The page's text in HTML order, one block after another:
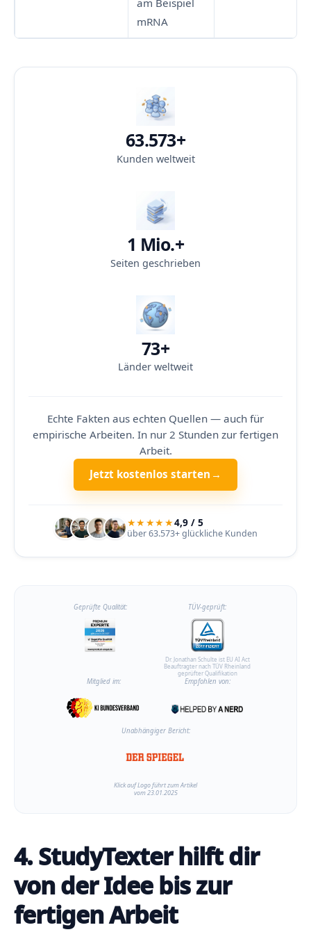
am Beispiel
mRNA
63.573+
Kunden weltweit
1 Mio.+
Seiten geschrieben
73+
Länder weltweit
Echte Fakten aus echten Quellen — auch für
empirische Arbeiten. In nur 2 Stunden zur fertigen
Arbeit.
Jetzt kostenlos starten →
★★★★★4,9 / 5
über 63.573+ glückliche Kunden
Geprüfte Qualität: TÜV-geprüft:
Dr. Jonathan Schulte ist EU AI Act
Beauftragter nach TÜV Rheinland
geprüfter Qualifikation
Mitglied im: Empfohlen von:
Unabhängiger Bericht:
Klick auf Logo führt zum Artikel
vom 23.01.2025
4. StudyTexter hilft dir
von der Idee bis zur
fertigen Arbeit